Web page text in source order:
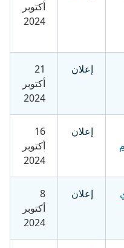
أكتوبر
2024
إعلان
21
أكتوبر
2024
إعلان
16
أكتوبر
2024
إعلان
أكتوبر
2024